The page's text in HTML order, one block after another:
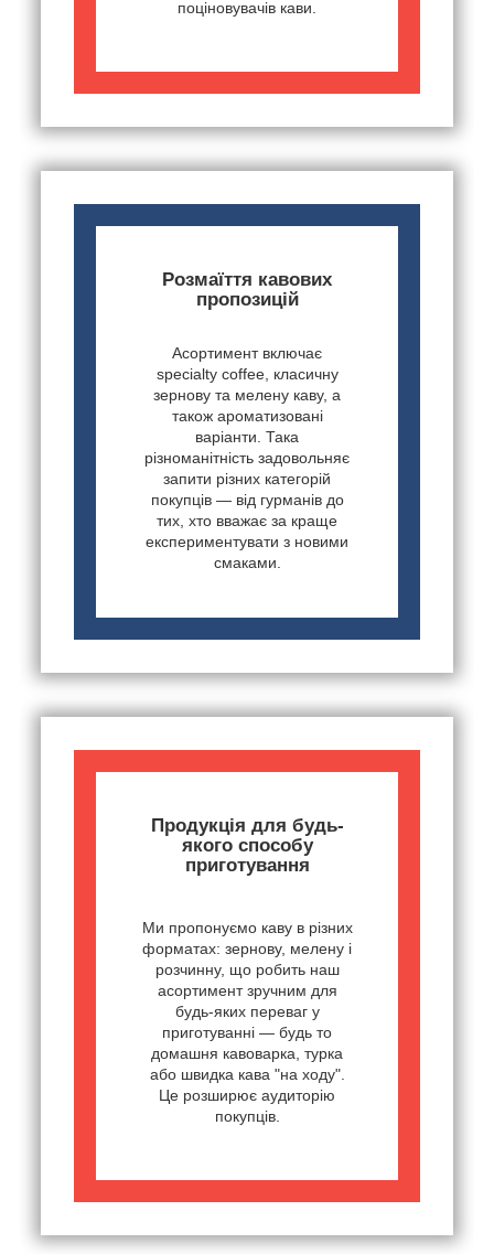
поціновувачів кави.
Розмаїття кавових
пропозицій
Асортимент включає
specialty coffee, класичну
зернову та мелену каву, а
також ароматизовані
варіанти. Така
різноманітність задовольняє
запити різних категорій
покупців — від гурманів до
тих, хто вважає за краще
експериментувати з новими
смаками.
Продукція для будь-
якого способу
приготування
Ми пропонуємо каву в різних
форматах: зернову, мелену і
розчинну, що робить наш
асортимент зручним для
будь-яких переваг у
приготуванні — будь то
домашня кавоварка, турка
або швидка кава "на ходу".
Це розширює аудиторію
покупців.